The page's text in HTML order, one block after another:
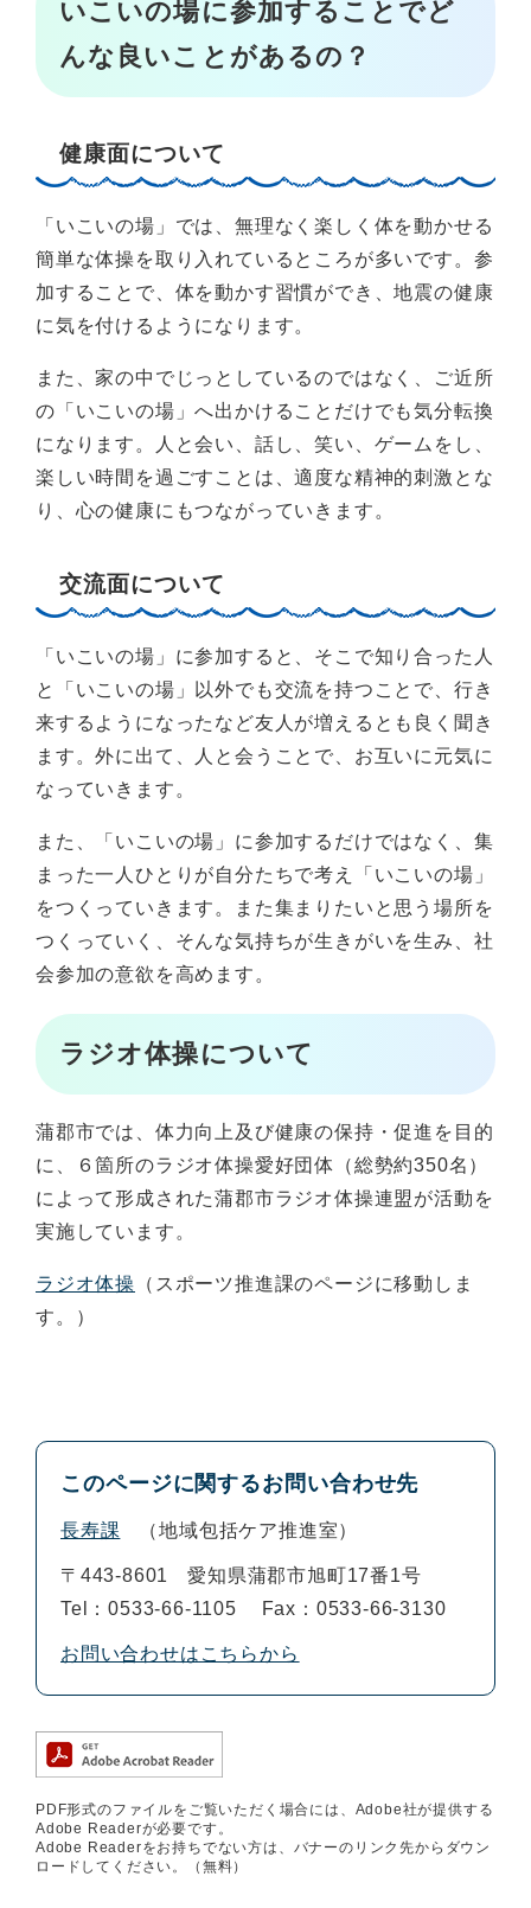
いこいの場に参加することでど
んな良いことがあるの？
健康面について
「いこいの場」では、無理なく楽しく体を動かせる
簡単な体操を取り入れているところが多いです。参
加することで、体を動かす習慣ができ、地震の健康
に気を付けるようになります。
また、家の中でじっとしているのではなく、ご近所
の「いこいの場」へ出かけることだけでも気分転換
になります。人と会い、話し、笑い、ゲームをし、
楽しい時間を過ごすことは、適度な精神的刺激とな
り、心の健康にもつながっていきます。
交流面について
「いこいの場」に参加すると、そこで知り合った人
と「いこいの場」以外でも交流を持つことで、行き
来するようになったなど友人が増えるとも良く聞き
ます。外に出て、人と会うことで、お互いに元気に
なっていきます。
また、「いこいの場」に参加するだけではなく、集
まった一人ひとりが自分たちで考え「いこいの場」
をつくっていきます。また集まりたいと思う場所を
つくっていく、そんな気持ちが生きがいを生み、社
会参加の意欲を高めます。
ラジオ体操について
蒲郡市では、体力向上及び健康の保持・促進を目的
に、６箇所のラジオ体操愛好団体（総勢約350名）
によって形成された蒲郡市ラジオ体操連盟が活動を
実施しています。
ラジオ体操 （スポーツ推進課のページに移動しま
す。）
このページに関するお問い合わせ先
長寿課 地域包括ケア推進室
〒443-8601
愛知県蒲郡市旭町17番1号
Tel：0533-66-1105
Fax：0533-66-3130
お問い合わせはこちらから
PDF形式のファイルをご覧いただく場合には、Adobe社が提供する
Adobe Readerが必要です。
Adobe Readerをお持ちでない方は、バナーのリンク先からダウン
ロードしてください。（無料）